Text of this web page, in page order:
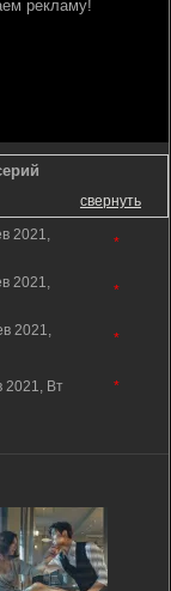
свернуть
2021,
*
2021,
*
2021,
*
2021, Вт *